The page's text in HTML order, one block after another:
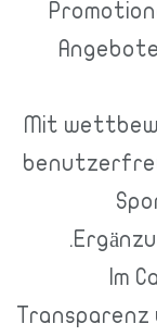
Mit